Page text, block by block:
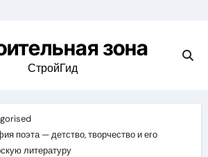
зона
СтройГид
поэта — детство, творчество и его
литературу